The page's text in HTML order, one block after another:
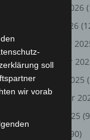
Februar 2026
Januar 2026
Dezember
November
Oktober 2025
September
August 2025
(90)
soll
wir vorab